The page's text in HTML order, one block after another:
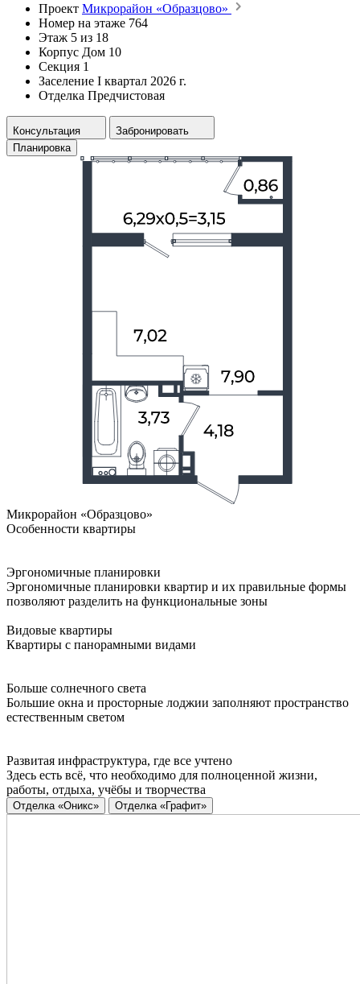
Проект Микрорайон «Образцово»
Номер на этаже 764
Этаж 5 из 18
Корпус Дом 10
Секция 1
Заселение I квартал 2026 г.
Отделка Предчистовая
Консультация
Забронировать
Планировка
Микрорайон «Образцово»
Особенности квартиры
Эргономичные планировки
Эргономичные планировки квартир и их правильные формы
позволяют разделить на функциональные зоны
Видовые квартиры
Квартиры с панорамными видами
Больше солнечного света
Большие окна и просторные лоджии заполняют пространство
естественным светом
Развитая инфраструктура, где все учтено
Здесь есть всё, что необходимо для полноценной жизни,
работы, отдыха, учёбы и творчества
Отделка «Оникс» Отделка «Графит»